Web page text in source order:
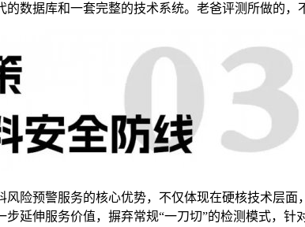
数据库和一套完整的技术系统。老爸评测所做的，
险预警服务的核心优势，不仅体现在硬核技术层面
延伸服务价值，摒弃常规“一刀切”的检测模式，